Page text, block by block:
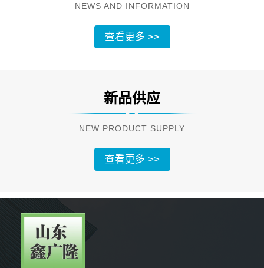
NEWS AND INFORMATION
查看更多 >>
新品供应
NEW PRODUCT SUPPLY
查看更多 >>